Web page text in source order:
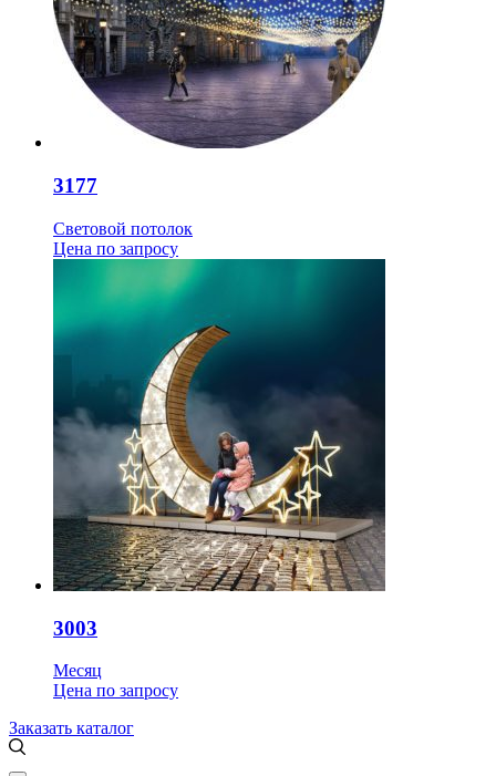
3177
Световой потолок
Цена по запросу
3003
Месяц
Цена по запросу
Заказать каталог